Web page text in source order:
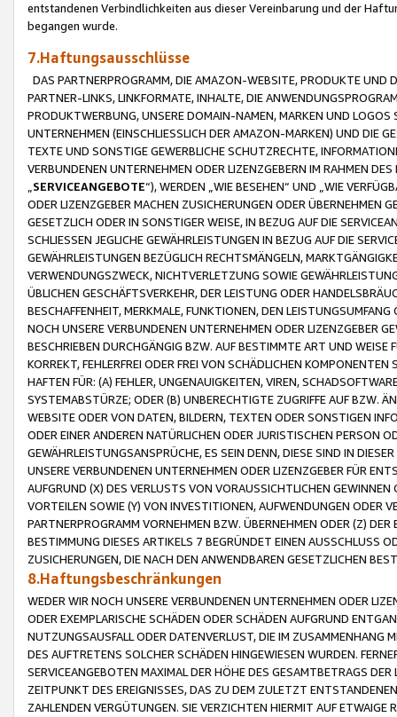
entstandenen Verbindlichkeiten aus dieser Vereinbarung und der
begangen wurde.
7.Haftungsausschlüsse
DAS PARTNERPROGRAMM, DIE AMAZON-WEBSITE, PRODUKTE UND
PARTNER-LINKS, LINKFORMATE, INHALTE, DIE
PRODUKTWERBUNG, UNSERE DOMAIN-NAMEN, MARKEN UND
UNTERNEHMEN (EINSCHLIESSLICH DER AMAZON-MARKEN) UND DIE
TEXTE UND SONSTIGE GEWERBLICHE SCHUTZRECHTE,
VERBUNDENEN UNTERNEHMEN ODER LIZENZGEBERN IM RAHMEN
SERVICEANGEBOTE“), WERDEN „WIE BESEHEN“ UND „WIE
ODER LIZENZGEBER MACHEN ZUSICHERUNGEN ODER ÜBERNEHMEN
GESETZLICH ODER IN SONSTIGER WEISE, IN BEZUG AUF DIE
SCHLIESSEN JEGLICHE GEWÄHRLEISTUNGEN IN BEZUG AUF DIE
GEWÄHRLEISTUNGEN BEZÜGLICH RECHTSMÄNGELN,
VERWENDUNGSZWECK, NICHTVERLETZUNG SOWIE
ÜBLICHEN GESCHÄFTSVERKEHR, DER LEISTUNG ODER
BESCHAFFENHEIT, MERKMALE, FUNKTIONEN, DEN
NOCH UNSERE VERBUNDENEN UNTERNEHMEN ODER LIZENZGEBER
BESCHRIEBEN DURCHGÄNGIG BZW. AUF BESTIMMTE ART UND
KORREKT, FEHLERFREI ODER FREI VON SCHÄDLICHEN
HAFTEN FÜR: (A) FEHLER, UNGENAUIGKEITEN, VIREN,
SYSTEMABSTÜRZE; ODER (B) UNBERECHTIGTE ZUGRIFFE AUF BZW.
WEBSITE ODER VON DATEN, BILDERN, TEXTEN ODER SONSTIGEN
ODER EINER ANDEREN NATÜRLICHEN ODER JURISTISCHEN PERSON
GEWÄHRLEISTUNGSANSPRÜCHE, ES SEIN DENN, DIESE SIND IN
UNSERE VERBUNDENEN UNTERNEHMEN ODER LIZENZGEBER FÜR
AUFGRUND (X) DES VERLUSTS VON VORAUSSICHTLICHEN
VORTEILEN SOWIE (Y) VON INVESTITIONEN, AUFWENDUNGEN ODER
PARTNERPROGRAMM VORNEHMEN BZW. ÜBERNEHMEN ODER (Z)
BESTIMMUNG DIESES ARTIKELS 7 BEGRÜNDET EINEN AUSSCHLUSS
ZUSICHERUNGEN, DIE NACH DEN ANWENDBAREN GESETZLICHEN
8.Haftungsbeschränkungen
WEDER WIR NOCH UNSERE VERBUNDENEN UNTERNEHMEN ODER
ODER EXEMPLARISCHE SCHÄDEN ODER SCHÄDEN AUFGRUND
NUTZUNGSAUSFALL ODER DATENVERLUST, DIE IM ZUSAMMENHANG
DES AUFTRETENS SOLCHER SCHÄDEN HINGEWIESEN WURDEN.
SERVICEANGEBOTEN MAXIMAL DER HÖHE DES GESAMTBETRAGS
ZEITPUNKT DES EREIGNISSES, DAS ZU DEM ZULETZT
ZAHLENDEN VERGÜTUNGEN. SIE VERZICHTEN HIERMIT AUF